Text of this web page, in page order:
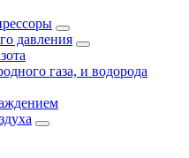
давления
газа, и водорода